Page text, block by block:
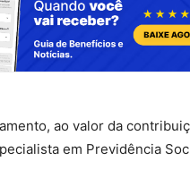
ao valor da
em Previdência